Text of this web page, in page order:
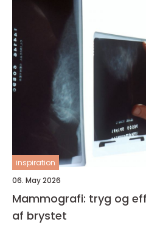
inspiration
06. May 2026
Mammografi: tryg og
af brystet